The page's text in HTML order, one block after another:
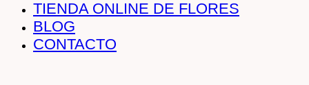
TIENDA ONLINE DE FLORES
BLOG
CONTACTO